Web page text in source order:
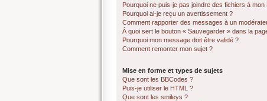
Pourquoi ne puis-je pas joindre des fichiers à mon
Pourquoi ai-je reçu un avertissement ?
Comment rapporter des messages à un
À quoi sert le bouton « Sauvegarder » dans la
Pourquoi mon message doit être validé ?
Comment remonter mon sujet ?
Mise en forme et types de sujets
Que sont les BBCodes ?
Puis-je utiliser le HTML ?
Que sont les smileys ?